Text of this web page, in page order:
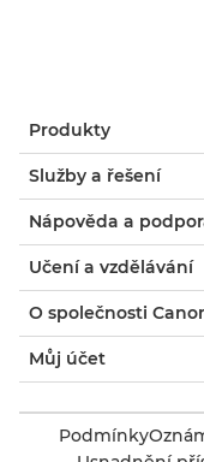
Produkty
Služby a řešení
Nápověda a
Učení a vzdělávání
O společnosti
Můj účet
Podmínky